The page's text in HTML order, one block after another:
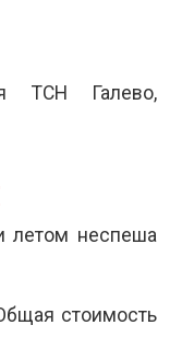
ТСН Галево,
летом неспеша
стоимость